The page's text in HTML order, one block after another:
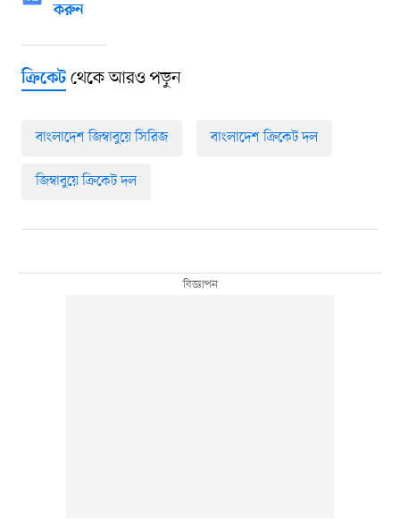
করুন
ক্রিকেটথেকে আরও পড়ুন
বাংলাদেশ জিম্বাবুয়ে সিরিজ বাংলাদেশ ক্রিকেট দল
জিম্বাবুয়ে ক্রিকেট দল